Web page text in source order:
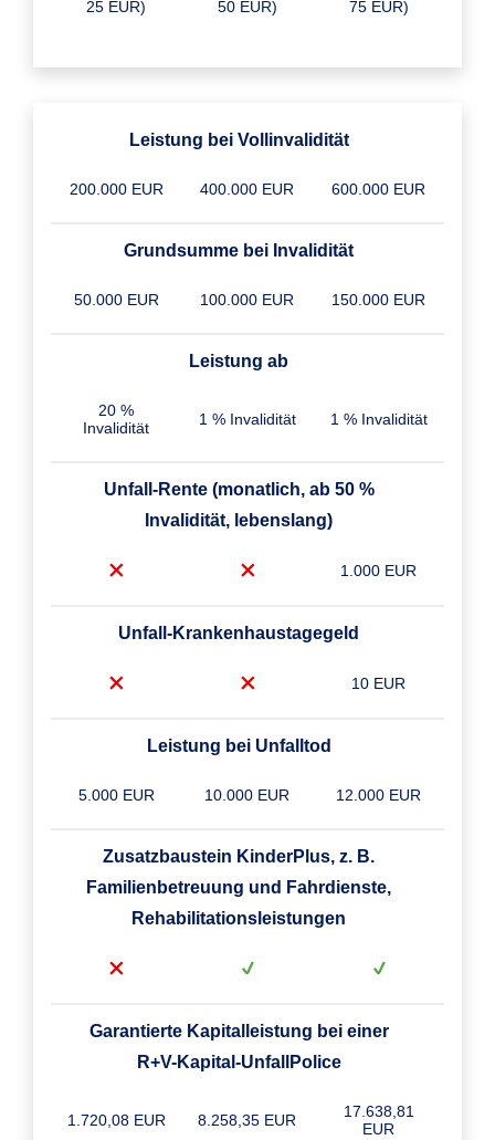
25 EUR) 50 EUR) 75 EUR)
Leistung bei Vollinvalidität
200.000 EUR 400.000 EUR 600.000 EUR
Grundsumme bei Invalidität
50.000 EUR 100.000 EUR 150.000 EUR
Leistung ab
20 %
Invalidität
1 % Invalidität 1 % Invalidität
Unfall-Rente (monatlich, ab 50 %
Invalidität, lebenslang)
1.000 EUR
Unfall-Krankenhaustagegeld
10 EUR
Leistung bei Unfalltod
5.000 EUR 10.000 EUR 12.000 EUR
Zusatzbaustein KinderPlus, z. B.
Familienbetreuung und Fahrdienste,
Rehabilitationsleistungen
Garantierte Kapitalleistung bei einer
R+V-Kapital-UnfallPolice
1.720,08 EUR 8.258,35 EUR
17.638,81
EUR